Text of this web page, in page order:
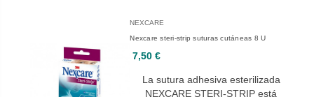
NEXCARE
Nexcare steri-strip suturas cutáneas 8 U
7,50 €
La sutura adhesiva esterilizada
NEXCARE STERI-STRIP está